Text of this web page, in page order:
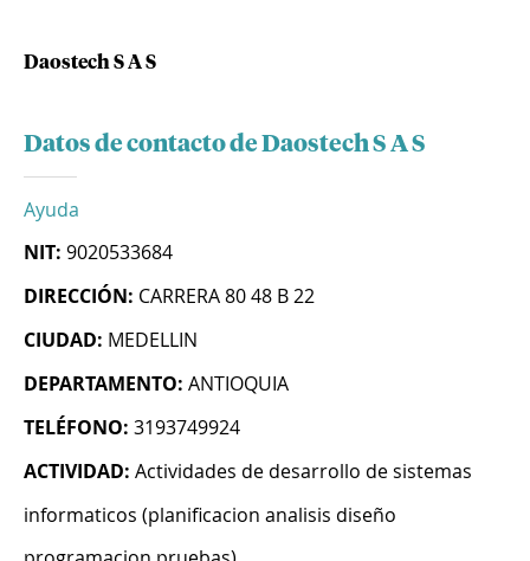
Daostech S A S
Datos de contacto de Daostech S A S
Ayuda
NIT: 9020533684
DIRECCIÓN: CARRERA 80 48 B 22
CIUDAD: MEDELLIN
DEPARTAMENTO: ANTIOQUIA
TELÉFONO: 3193749924
ACTIVIDAD: Actividades de desarrollo de sistemas
informaticos (planificacion analisis diseño